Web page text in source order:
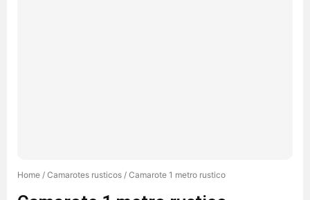
Home / Camarotes rusticos / Camarote 1 metro rustico